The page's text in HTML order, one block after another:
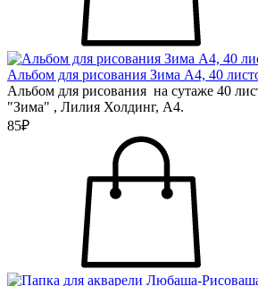
Альбом для рисования Зима А4, 40
Альбом для рисования на сутаже 40
"Зима" , Лилия Холдинг, А4.
85₽